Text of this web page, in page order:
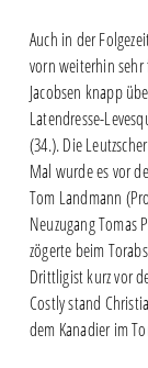
Auch in der
vorn weiterhin sehr
Jacobsen knapp
Latendresse-
(34.). Die
Mal wurde es vor
Tom Landmann
Neuzugang Tomas
zögerte beim
Drittligist kurz vor
Costly stand
dem Kanadier im